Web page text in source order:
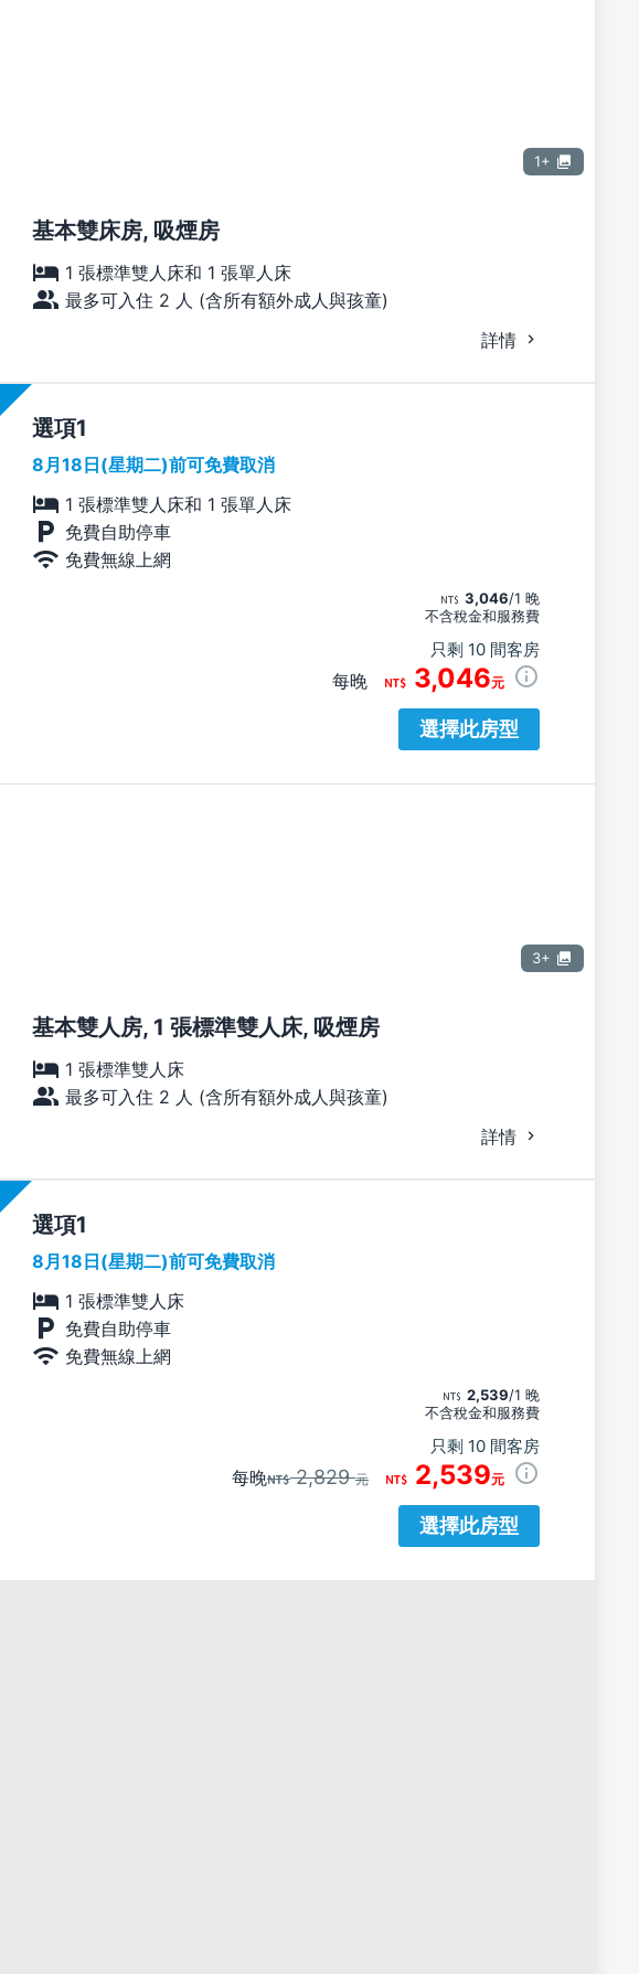
1+
基本雙床房, 吸煙房
1 張標準雙人床和 1 張單人床
最多可入住 2 人 (含所有額外成人與孩童)
詳情
選項
8月18日(星期二)前可免費取消
1 張標準雙人床和 1 張單人床
免費自助停車
免費無線上網
3,046/1 晚
不含稅金和服務費
只剩 10 間客房
每晚 3,046元
選擇此房型
3+
基本雙人房, 1 張標準雙人床, 吸煙房
1 張標準雙人床
最多可入住 2 人 (含所有額外成人與孩童)
詳情
選項
8月18日(星期二)前可免費取消
1 張標準雙人床
免費自助停車
免費無線上網
2,539/1 晚
不含稅金和服務費
只剩 10 間客房
每晚 2,829元 2,539元
選擇此房型